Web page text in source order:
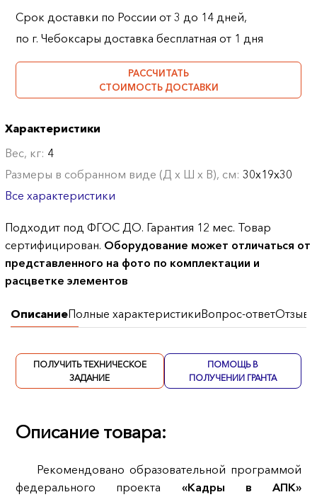
Срок доставки по России от 3 до 14 дней,
по г. Чебоксары доставка бесплатная от 1 дня
РАССЧИТАТЬ
СТОИМОСТЬ ДОСТАВКИ
Характеристики
Вес, кг: 4
Размеры в собранном виде (Д х Ш х В), см:30х19х30
Все характеристики
Подходит под ФГОС ДО. Гарантия 12 мес. Товар
сертифицирован. Оборудование может отличаться от
представленного на фото по комплектации и
расцветке элементов
ОписаниеПолные характеристикиВопрос-ответОтзывы
ПОЛУЧИТЬ ТЕХНИЧЕСКОЕ
ЗАДАНИЕ
ПОМОЩЬ В
ПОЛУЧЕНИИ ГРАНТА
Описание товара:
Рекомендовано образовательной программой
федерального проекта «Кадры в АПК»